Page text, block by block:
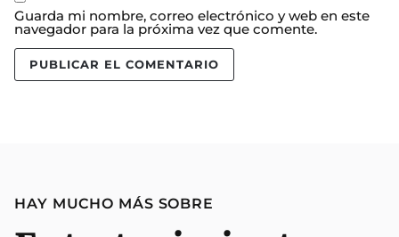
Guarda mi nombre, correo electrónico y web en este
navegador para la próxima vez que comente.
HAY MUCHO MÁS SOBRE